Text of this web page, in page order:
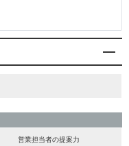
営業担当者の提案力